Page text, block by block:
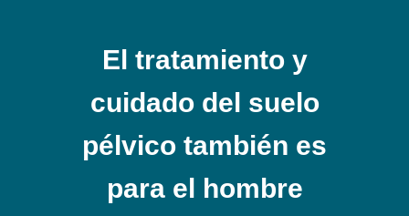
El tratamiento y
cuidado del suelo
pélvico también es
para el hombre